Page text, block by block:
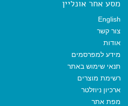
מסע אחר אונליין
English
צור קשר
אודות
מידע למפרסמים
תנאי שימוש באתר
רשימת מוצרים
ארכיון ניוזלטר
מפת אתר